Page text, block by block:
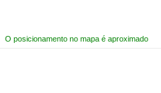
O posicionamento no mapa é aproximado